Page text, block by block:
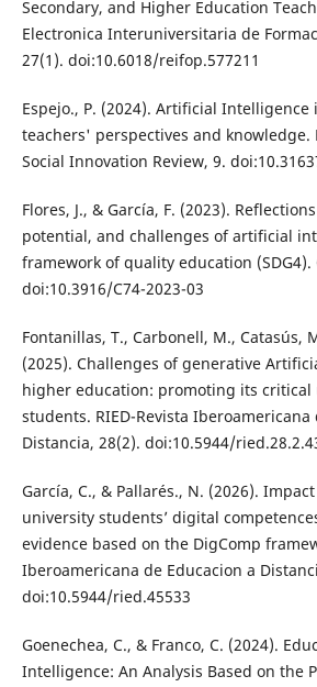
Secondary, and Higher Education
Electronica Interuniversitaria de
27(1). doi:10.6018/reifop.577211
Espejo., P. (2024). Artificial Intelligence
teachers' perspectives and knowledge.
Social Innovation Review, 9.
Flores, J., & García, F. (2023).
potential, and challenges of artificial
framework of quality education (SDG4).
doi:10.3916/C74-2023-03
Fontanillas, T., Carbonell, M., Catasús,
(2025). Challenges of generative
higher education: promoting its critical
students. RIED-Revista Iberoamericana
Distancia, 28(2). doi:10.5944/
García, C., & Pallarés., N. (2026).
university students’ digital
evidence based on the DigComp
Iberoamericana de Educacion a
doi:10.5944/ried.45533
Goenechea, C., & Franco, C. (2024).
Intelligence: An Analysis Based on the